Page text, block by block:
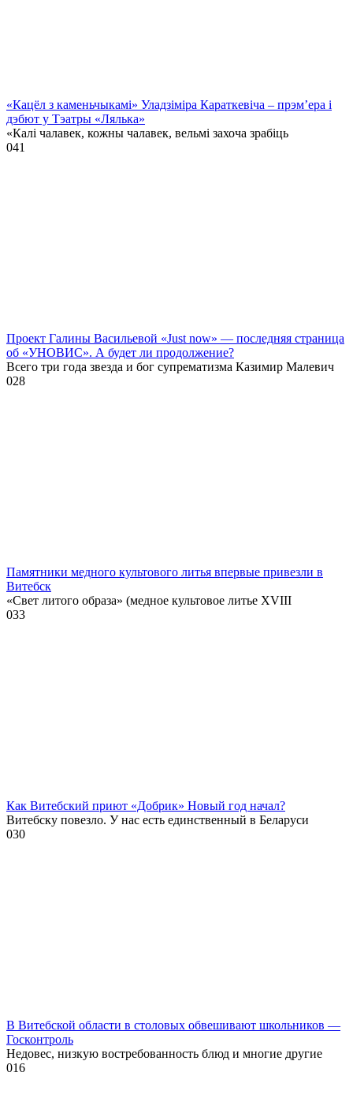
«Кацёл з каменьчыкамі» Уладзіміра Караткевіча – прэм’ера і
дэбют у Тэатры «Лялька»
«Калі чалавек, кожны чалавек, вельмі захоча зрабіць
041
Проект Галины Васильевой «Just now» — последняя страница
об «УНОВИС». А будет ли продолжение?
Всего три года звезда и бог супрематизма Казимир Малевич
028
Памятники медного культового литья впервые привезли в
Витебск
«Свет литого образа» (медное культовое литье XVIII
033
Как Витебский приют «Добрик» Новый год начал?
Витебску повезло. У нас есть единственный в Беларуси
030
В Витебской области в столовых обвешивают школьников —
Госконтроль
Недовес, низкую востребованность блюд и многие другие
016